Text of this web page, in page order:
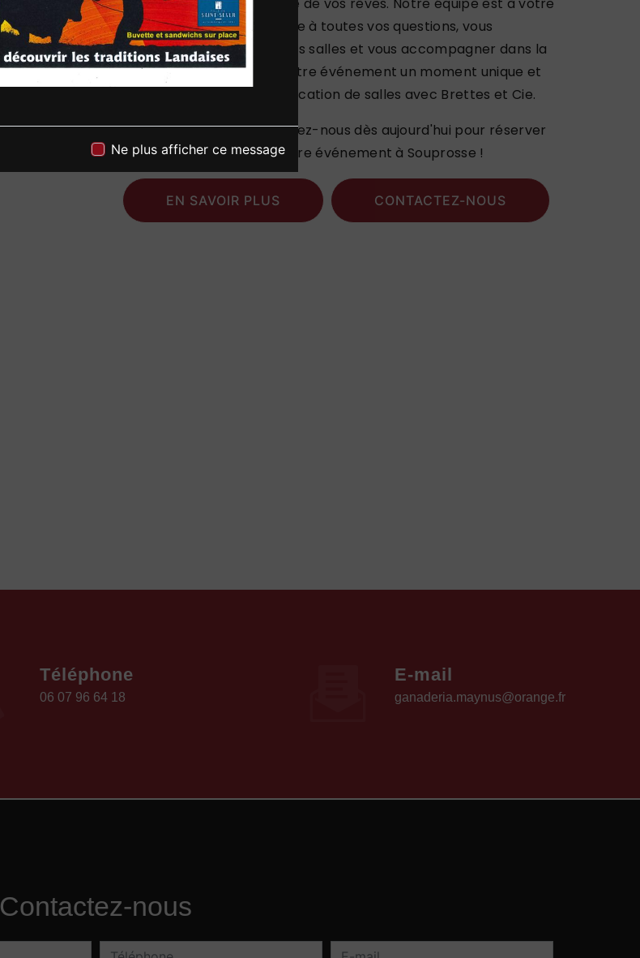
Ne plus afficher ce message
Cie pour réserver la salle de vos rêves. Notre équipe est à votre
disposition pour répondre à toutes vos questions, vous
présenter nos différentes salles et vous accompagner dans la
réservation. Faites de votre événement un moment unique et
mémorable grâce à la location de salles avec Brettes et Cie.
N'attendez plus, contactez-nous dès aujourd'hui pour réserver
la salle parfaite pour votre événement à Souprosse !
EN SAVOIR PLUS CONTACTEZ-NOUS
Téléphone
06 07 96 64 18
E-mail
ganaderia.maynus@orange.fr
Contactez-nous